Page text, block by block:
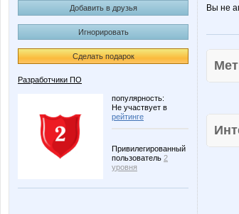
Добавить в друзья
Игнорировать
Сделать подарок
Разработчики ПО
популярность:
Не участвует в
рейтинге
Привилегированный
пользователь 2
уровня
Вы не